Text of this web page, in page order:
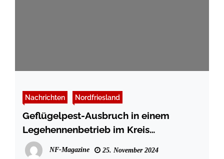
Nachrichten Nordfriesland
Geflügelpest-Ausbruch in einem
Legehennenbetrieb im Kreis
Nordfriesland
NF-Magazine 25. November 2024